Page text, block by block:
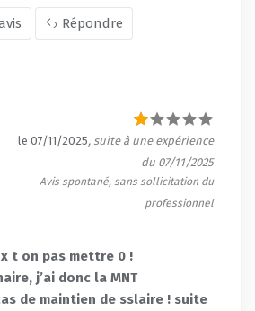
Répondre
le 07/11/2025, suite à une expérience
du 07/11/2025
Avis spontané, sans sollicitation du
professionnel
t on pas mettre 0 !
j’ai donc la MNT
de maintien de sslaire ! suite